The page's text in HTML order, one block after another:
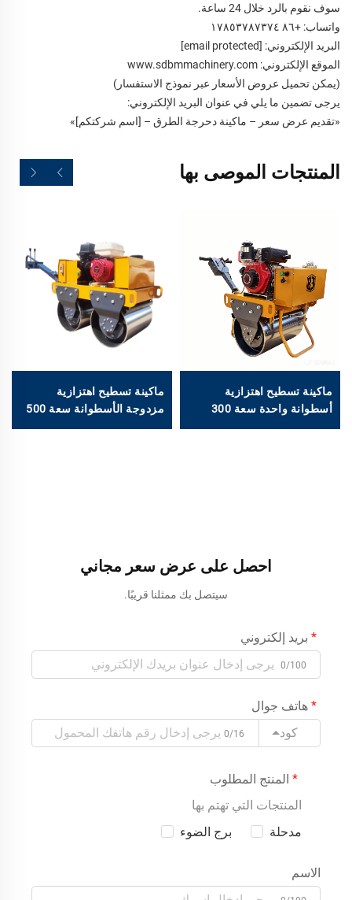
سوف نقوم بالرد خلال 24 ساعة.
واتساب: +٨٦ ١٧٨٥٣٧٨٧٣٧٤
البريد الإلكتروني: [email protected]
الموقع الإلكتروني: www.sdbmmachinery.com
(يمكن تحميل عروض الأسعار عبر نموذج الاستفسار)
يرجى تضمين ما يلي في عنوان البريد الإلكتروني:
«تقديم عرض سعر – ماكينة دحرجة الطرق – [اسم شركتكم]»
المنتجات الموصى بها
ماكينة تسطيح اهتزازية
أسطوانة واحدة سعة 300
ماكينة تسطيح اهتزازية
مزدوجة الأسطوانة سعة 500
احصل على عرض سعر مجاني
سيتصل بك ممثلنا قريبًا.
بريد إلكتروني
0/100
هاتف جوال
كود
0/16
المنتج المطلوب
المنتجات التي تهتم بها
مدحلة
برج الضوء
الاسم